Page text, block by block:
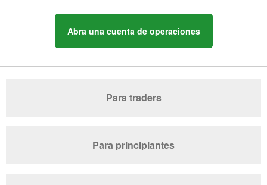
Abra una cuenta de operaciones
Para traders
Para principiantes